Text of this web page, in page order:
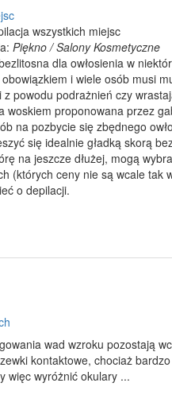
wszystkich miejsc
Piękno / Salony Kosmetyczne
dla owłosienia w
i wiele osób musi
powodu podrażnień czy
woskiem proponowana przez
na pozbycie się zbędnego
się idealnie gładką skorą
na jeszcze dłużej, mogą
(których ceny nie są wcale tak
o depilacji.
wad wzroku pozostają
kontaktowe, chociaż
więc wyróżnić okulary ...